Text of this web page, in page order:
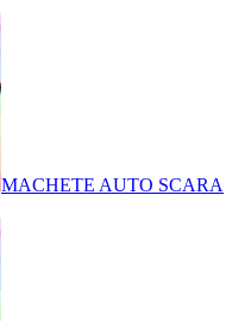
MACHETE AUTO SCARA